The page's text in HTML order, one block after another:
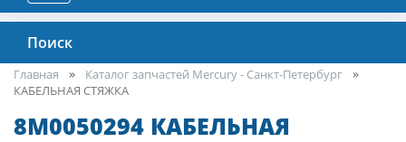
Поиск
Главная
Каталог запчастей Mercury - Санкт-Петербург
КАБЕЛЬНАЯ СТЯЖКА
8M0050294 КАБЕЛЬНАЯ